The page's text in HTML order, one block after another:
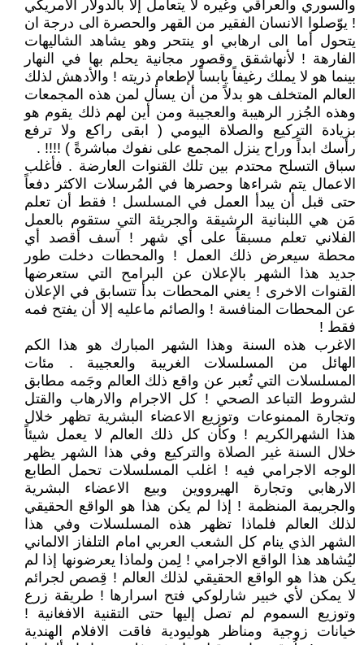
والسوري والعراقي وغيره لا يتعامل إلا بالدولار الامريكي
! يوّصلوا الانسان الفقير من القهر والحصرة الى درجة ان
يتحول أما الى ارهابي او ينتحر وهو يشاهد الشاليهات
الفارهة ! لأنهاشقق وقصور مجانية يحلم بها في النهار
بينما هو لا يملك رغيفاً يابساً لإطعام ذريته ! والأدهش لذلك
العالم المتخلف هو بدلاً من أن يسأل لمن هذه المجمعات
وهذه الجُزر الرهيبة والعجيبة ومن أين لهم ذلك يقوم هو
بزيادة التركيع والصلاة اليومي ( ابقى راكع ولا ترفع
رأسك ابداً وراح ينزل المجمع على نفوك مباشرةً ) !!!! .
سباق التسلح محتدم بين تلك القنوات العارضة . فأغلب
الاعمال يتم شراءها وحصرها في المُرسلات الاكثر دفعاً
حتى قبل أن يبدأ العمل في المسلسل ! فقط أن تعلم
مَن هي اللبنانية الرشيقة والجريئة التي ستقوم بالعمل
الفلاني تعلم مسبقاً على أي شهر ! آسف أقصد أي
محطة سيعرض ذلك العمل ! والمحطات دخلت طور
جديد هذا الشهر بالإعلان عن البرامح التي ستعرضها
القنوات الاخرى ! يعني المحطات بدأ تتسابق في الإعلان
عن المحطات المنافسة ! والصائم ماعليه إلا أن يفتح فمه
فقط !
الاغرب هذه السنة وهذا الشهر المبارك هو هذا الكم
الهائل من المسلسلات الغريبة والعجيبة . مئات
المسلسلات التي تُعبر عن واقع ذلك العالم وجَمه مطابق
لشروط التباعد الصحي ! كل الاجرام والارهاب والقتل
وتجارة الممنوعات وتوزيع الاعضاء البشرية تظهر خلال
هذا الشهرالكريم ! وكأن كل ذلك العالم لا يعمل شيئاً
خلال السنة غير الصلاة والتركيع وفي هذا الشهر يظهر
الوجه الاجرامي فيه ! اغلب المسلسلات تحمل الطابع
الارهابي وتجارة الهيرووين وبيع الاعضاء البشرية
والجريمة المنظمة ! إذا لم يكن هذا هو الواقع الحقيقي
لذلك العالم فلماذا تظهر هذه المسلسلات وفي هذا
الشهر الذي ينام كل الشعب العربي امام التلفاز الالماني
ليُشاهد هذا الواقع الاجرامي ! لِمن ولماذا يعرضونها إذا لم
يكن هذا هو الواقع الحقيقي لذلك العالم ! قِصص لجرائم
لا يمكن لأي خبير شارلوكي فتح اسرارها ! طريقة زرع
وتوزيع السموم لم تصل إليها حتى التقنية الافغانية !
خيانات زوجية ومناظر هوليودية فاقت الافلام الهندية